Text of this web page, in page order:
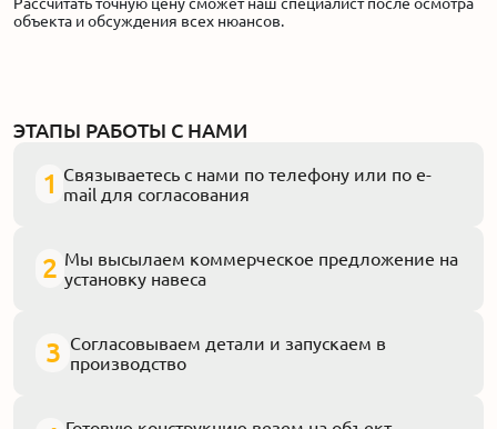
объекта и обсуждения всех нюансов.
ЭТАПЫ РАБОТЫ С НАМИ
1 Связываетесь с нами по телефону или по e-
mail для согласования
2 Мы высылаем коммерческое предложение на
установку навеса
3 Согласовываем детали и запускаем в
производство